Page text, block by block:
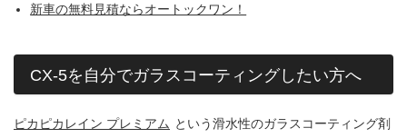
新車の無料見積ならオートックワン！
CX-5を自分でガラスコーティングしたい方へ
ピカピカレイン プレミアム という滑水性のガラスコーティング剤